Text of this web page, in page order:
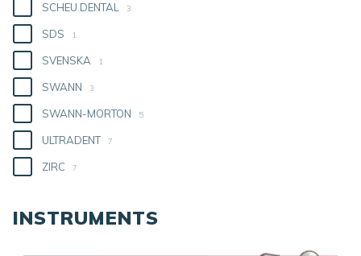
SCHEU DENTAL 3
SDS 1
SVENSKA 1
SWANN 3
SWANN-MORTON 5
ULTRADENT 7
ZIRC 7
INSTRUMENTS